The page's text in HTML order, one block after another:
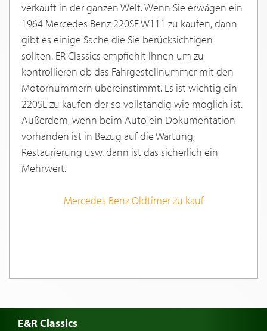
verkauft in der ganzen Welt. Wenn Sie erwägen ein
1964 Mercedes Benz 220SE W111 zu kaufen, dann
gibt es einige Sache die Sie berücksichtigen
sollten. ER Classics empfiehlt Ihnen um zu
kontrollieren ob das Fahrgestellnummer mit den
Motornummern übereinstimmt. Es ist wichtig ein
220SE zu kaufen der so vollständig wie möglich ist.
Außerdem, wenn beim Auto ein Dokumentation
vorhanden ist in Bezug auf die Wartung,
Restaurierung usw. dann ist das sicherlich ein
Mehrwert.
Mercedes Benz Oldtimer zu kauf
E&R Classics